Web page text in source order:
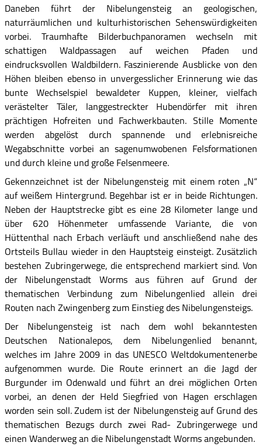
Daneben führt der Nibelungensteig an geologischen,
naturräumlichen und kulturhistorischen Sehenswürdigkeiten
vorbei. Traumhafte Bilderbuchpanoramen wechseln mit
schattigen Waldpassagen auf weichen Pfaden und
eindrucksvollen Waldbildern. Faszinierende Ausblicke von den
Höhen bleiben ebenso in unvergesslicher Erinnerung wie das
bunte Wechselspiel bewaldeter Kuppen, kleiner, vielfach
verästelter Täler, langgestreckter Hubendörfer mit ihren
prächtigen Hofreiten und Fachwerkbauten. Stille Momente
werden abgelöst durch spannende und erlebnisreiche
Wegabschnitte vorbei an sagenumwobenen Felsformationen
und durch kleine und große Felsenmeere.
Gekennzeichnet ist der Nibelungensteig mit einem roten „N“
auf weißem Hintergrund. Begehbar ist er in beide Richtungen.
Neben der Hauptstrecke gibt es eine 28 Kilometer lange und
über 620 Höhenmeter umfassende Variante, die von
Hüttenthal nach Erbach verläuft und anschließend nahe des
Ortsteils Bullau wieder in den Hauptsteig einsteigt. Zusätzlich
bestehen Zubringerwege, die entsprechend markiert sind. Von
der Nibelungenstadt Worms aus führen auf Grund der
thematischen Verbindung zum Nibelungenlied allein drei
Routen nach Zwingenberg zum Einstieg des Nibelungensteigs.
Der Nibelungensteig ist nach dem wohl bekanntesten
Deutschen Nationalepos, dem Nibelungenlied benannt,
welches im Jahre 2009 in das UNESCO Weltdokumentenerbe
aufgenommen wurde. Die Route erinnert an die Jagd der
Burgunder im Odenwald und führt an drei möglichen Orten
vorbei, an denen der Held Siegfried von Hagen erschlagen
worden sein soll. Zudem ist der Nibelungensteig auf Grund des
thematischen Bezugs durch zwei Rad- Zubringerwege und
einen Wanderweg an die Nibelungenstadt Worms angebunden.